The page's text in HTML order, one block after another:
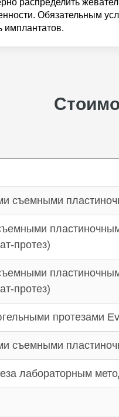
распределить
Обязательным
имплантатов.
съемными
протез)
протез)
протезами
съемными
лабораторным